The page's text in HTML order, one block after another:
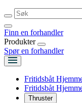
Finn en forhandler
Produkter
Spør en forhandler
Fritidsbåt
Fritidsbåt
Thruster